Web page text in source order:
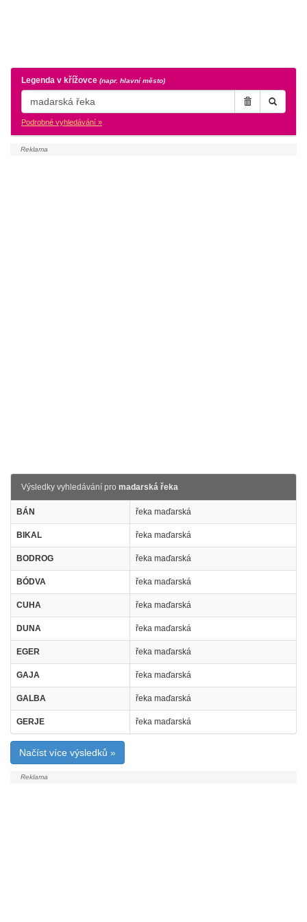
Legenda v křížovce (napr. hlavní město)
Podrobné vyhledávání »
Výsledky vyhledávání pro madarská řeka
BÁN řeka maďarská
BIKAL řeka maďarská
BODROG řeka maďarská
BÓDVA řeka maďarská
CUHA řeka maďarská
DUNA řeka maďarská
EGER řeka maďarská
GAJA řeka maďarská
GALBA řeka maďarská
GERJE řeka maďarská
Načíst více výsledků »